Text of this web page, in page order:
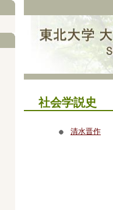
社会学説史
清水晋作